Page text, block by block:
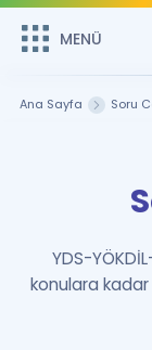
MENÜ
Remzi Hoca ile
MENÜ
Çalışma
Kitaplar ve
Ana Sayfa Soru
YDS-
konulara kadar